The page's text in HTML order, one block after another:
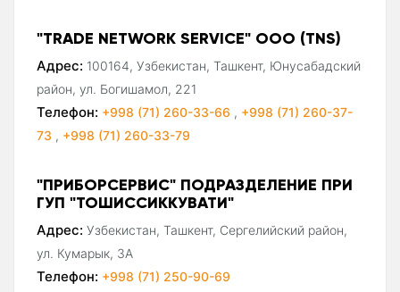
"TRADE NETWORK SERVICE" ООО (TNS)
Адрес: 100164, Узбекистан, Ташкент, Юнусабадский
район, ул. Богишамол, 221
Телефон: +998 (71) 260-33-66 , +998 (71) 260-37-
73 , +998 (71) 260-33-79
"ПРИБОРСЕРВИС" ПОДРАЗДЕЛЕНИЕ ПРИ
ГУП "ТОШИССИККУВАТИ"
Адрес: Узбекистан, Ташкент, Сергелийский район,
ул. Кумарык, 3А
Телефон: +998 (71) 250-90-69